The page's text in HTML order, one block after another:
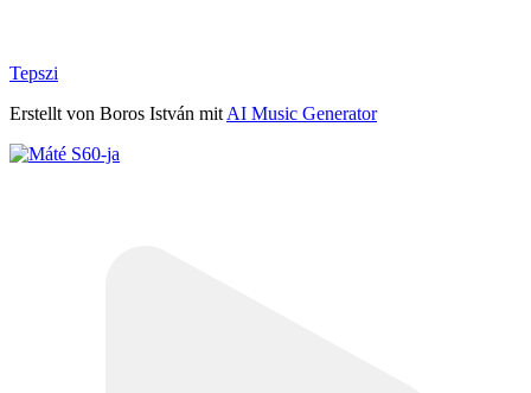
Tepszi
Erstellt von Boros István mit AI Music Generator